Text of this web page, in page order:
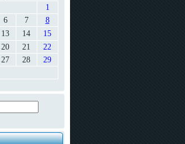
1
6 7
8
13 14
15
20 21
22
27 28
29